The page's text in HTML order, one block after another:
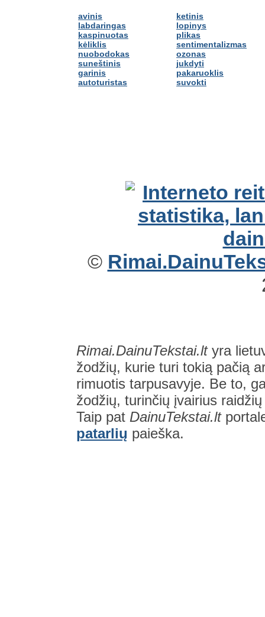
avinis
labdaringas
kaspinuotas
kėliklis
nuobodokas
suneštinis
garinis
autoturistas
ketinis
lopinys
plikas
sentimentalizmas
ozonas
jukdyti
pakaruoklis
suvokti
©
Rimai.DainuTekstai.ltyra
žodžių, kurie turi tokią pačią
rimuotis tarpusavyje. Be to,
žodžių, turinčių įvairius
Taip pat DainuTekstai.lt
patarlių paieška.